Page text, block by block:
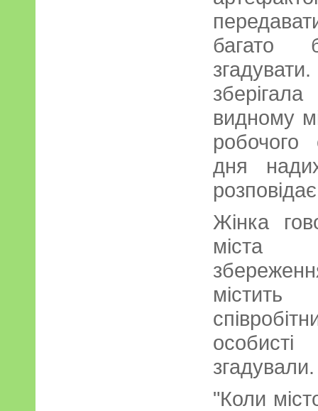
багато
видному
робочого
дня
Жінка
міста
згадували.
"Коли